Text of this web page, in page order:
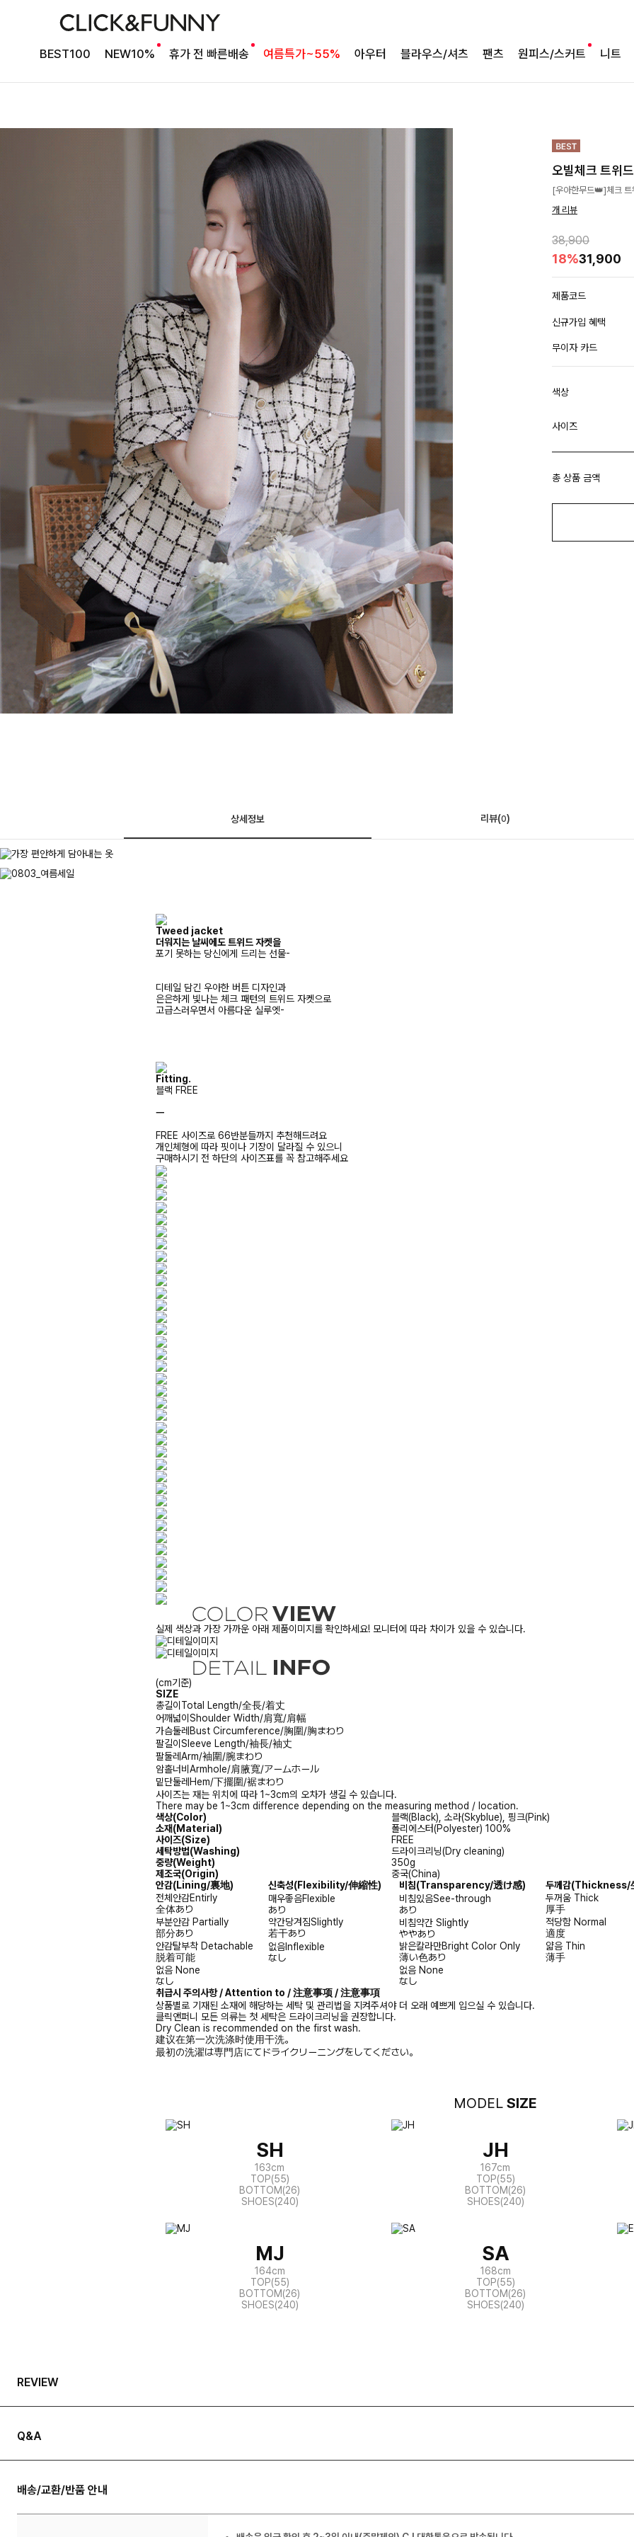
BEST100 NEW10% 휴가 전 빠른배송 여름특가~55% 아우터 블라우스/셔츠 팬츠 원피스/스커트 니트
오빌체크 트위
[우아한무드👑]체크
개 리뷰
38,900
18%31,900
제품코드
신규가입 혜택
무이자 카드
색상
사이즈
총 상품 금액
상세정보 리뷰(0)
Tweed jacket
더워지는 날씨에도 트위드 자켓을
포기 못하는 당신에게 드리는 선물-
디테일 담긴 우아한 버튼 디자인과
은은하게 빛나는 체크 패턴의 트위드 자켓으로
고급스러우면서 아름다운 실루엣-
Fitting.
블랙 FREE
ㅡ
FREE 사이즈로 66반분들까지 추천해드려요
개인체형에 따라 핏이나 기장이 달라질 수 있으니
구매하시기 전 하단의 사이즈표를 꼭 참고해주세요
실제 색상과 가장 가까운 아래 제품이미지를 확인하세요! 모니터에 따라 차이가 있을 수 있습니다.
(cm기준)
SIZE
총길이 Total Length/全長/着丈
어깨넓이 Shoulder Width/肩寬/肩幅
가슴둘레 Bust Circumference/胸圍/胸まわり
팔길이 Sleeve Length/袖長/袖丈
팔둘레Arm/袖圍/腕まわり
암홀너비 Armhole/肩腋寬/アームホール
밑단둘레 Hem/下擺圍/裾まわり
사이즈는 재는 위치에 따라 1~3cm의 오차가 생길 수 있습니다.
There may be 1~3cm difference depending on the measuring method / location.
색상(Color)
블랙(Black), 소라(Skyblue), 핑크(Pink)
소재(Material)
폴리에스터(Polyester) 100%
사이즈(Size)
FREE
세탁방법(Washing)
드라이크리닝(Dry cleaning)
중량(Weight)
350g
제조국(Origin)
중국(China)
안감(Lining/裏地) 신축성(Flexibility/伸縮性) 비침(Transparency/透け感) 두께감(Thickness/
전체안감Entirly
全体あり
매우좋음Flexible
あり
비침있음See-through
あり
두꺼움 Thick
厚手
부분안감 Partially
部分あり
약간당겨짐Slightly
若干あり
비침약간 Slightly
ややあり
적당함 Normal
適度
안감탈부착 Detachable
脱着可能
없음Inflexible
なし
밝은칼라만Bright Color Only
薄い色あり
얇음 Thin
薄手
없음 None
なし
없음 None
なし
취급시 주의사항 / Attention to / 注意事项 / 注意事項
상품별로 기재된 소재에 해당하는 세탁 및 관리법을 지켜주셔야 더 오래 예쁘게 입으실 수 있습니다.
클릭앤퍼니 모든 의류는 첫 세탁은 드라이크리닝을 권장합니다.
Dry Clean is recommended on the first wash.
建议在第一次洗涤时使用干洗。
最初の洗濯は専門店にてドライクリーニングをしてください。
MODEL SIZE
SH
163cm
TOP(55)
BOTTOM(26)
SHOES(240)
JH
167cm
TOP(55)
BOTTOM(26)
SHOES(240)
MJ
164cm
TOP(55)
BOTTOM(26)
SHOES(240)
SA
168cm
TOP(55)
BOTTOM(26)
SHOES(240)
REVIEW
Q&A
배송/교환/반품 안내